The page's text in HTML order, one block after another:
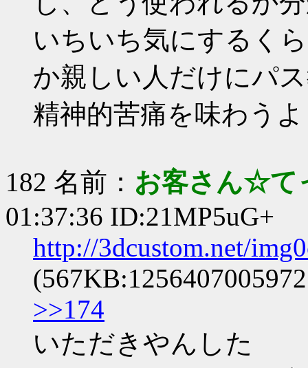
いちいち気にするく
か親しい人だけにパ
精神的苦痛を味わう
182 名前： お客さん☆て
01:37:36 ID:21MP5uG+
http://3dcustom.net/
>>174
いただきやんした